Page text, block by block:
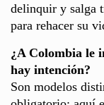
delinquir y salga
para rehacer su
¿A Colombia le
hay intención?
Son modelos